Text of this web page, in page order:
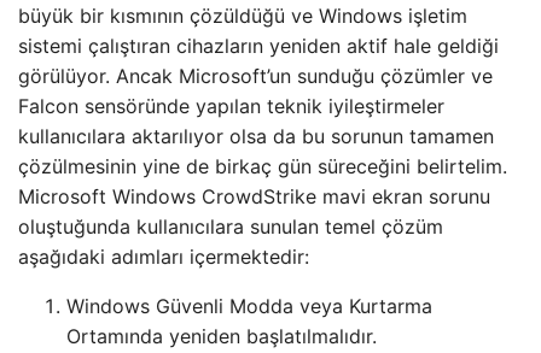
büyük bir kısmının çözüldüğü ve Windows işletim
sistemi çalıştıran cihazların yeniden aktif hale geldiği
görülüyor. Ancak Microsoft’un sunduğu çözümler ve
Falcon sensöründe yapılan teknik iyileştirmeler
kullanıcılara aktarılıyor olsa da bu sorunun tamamen
çözülmesinin yine de birkaç gün süreceğini belirtelim.
Microsoft Windows CrowdStrike mavi ekran sorunu
oluştuğunda kullanıcılara sunulan temel çözüm
aşağıdaki adımları içermektedir:
Windows Güvenli Modda veya Kurtarma
Ortamında yeniden başlatılmalıdır.